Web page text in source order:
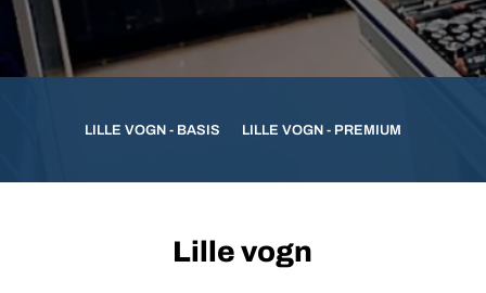
LILLE VOGN - BASIS LILLE VOGN - PREMIUM
Lille vogn